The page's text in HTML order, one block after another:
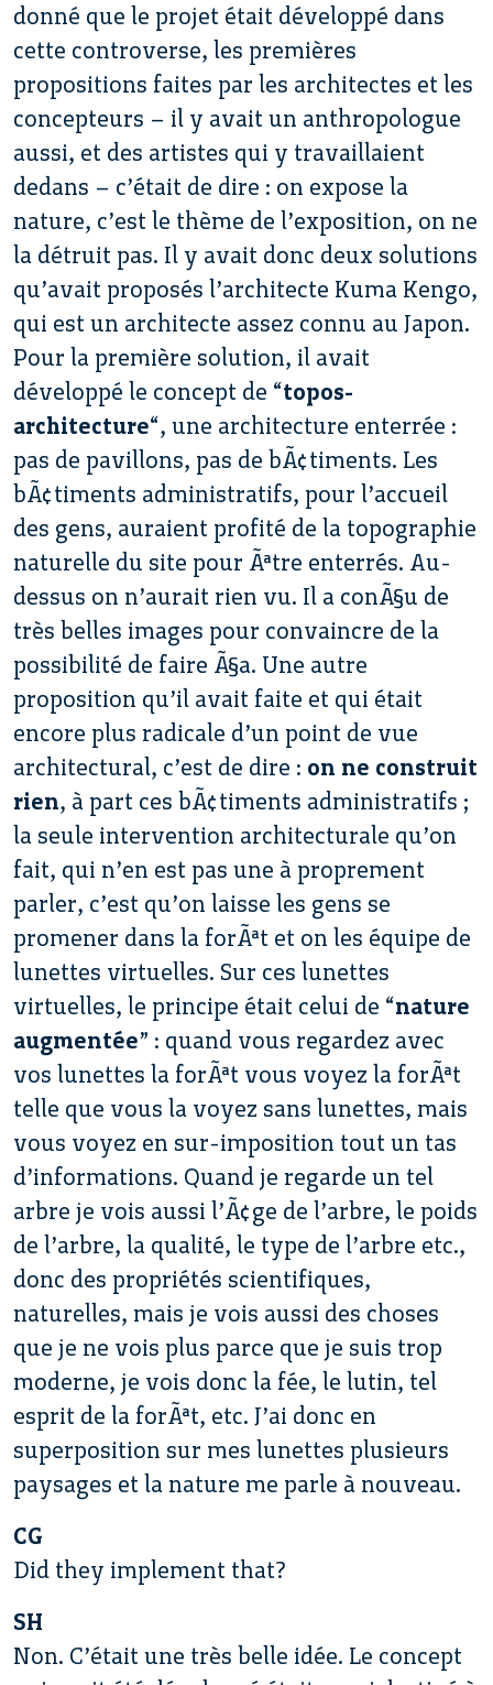
donné que le projet était développé dans
cette controverse, les premières
propositions faites par les architectes et les
concepteurs – il y avait un anthropologue
aussi, et des artistes qui y travaillaient
dedans – c’était de dire : on expose la
nature, c’est le thème de l’exposition, on ne
la détruit pas. Il y avait donc deux solutions
qu’avait proposés l’architecte Kuma Kengo,
qui est un architecte assez connu au Japon.
Pour la première solution, il avait
développé le concept de “topos-
architecture“, une architecture enterrée :
pas de pavillons, pas de bÃ¢timents. Les
bÃ¢timents administratifs, pour l’accueil
des gens, auraient profité de la topographie
naturelle du site pour Ãªtre enterrés. Au-
dessus on n’aurait rien vu. Il a conÃ§u de
très belles images pour convaincre de la
possibilité de faire Ã§a. Une autre
proposition qu’il avait faite et qui était
encore plus radicale d’un point de vue
architectural, c’est de dire : on ne construit
rien, à part ces bÃ¢timents administratifs ;
la seule intervention architecturale qu’on
fait, qui n’en est pas une à proprement
parler, c’est qu’on laisse les gens se
promener dans la forÃªt et on les équipe de
lunettes virtuelles. Sur ces lunettes
virtuelles, le principe était celui de “nature
augmentée” : quand vous regardez avec
vos lunettes la forÃªt vous voyez la forÃªt
telle que vous la voyez sans lunettes, mais
vous voyez en sur-imposition tout un tas
d’informations. Quand je regarde un tel
arbre je vois aussi l’Ã¢ge de l’arbre, le poids
de l’arbre, la qualité, le type de l’arbre etc.,
donc des propriétés scientifiques,
naturelles, mais je vois aussi des choses
que je ne vois plus parce que je suis trop
moderne, je vois donc la fée, le lutin, tel
esprit de la forÃªt, etc. J’ai donc en
superposition sur mes lunettes plusieurs
paysages et la nature me parle à nouveau.
CG
Did they implement that?
SH
Non. C’était une très belle idée. Le concept